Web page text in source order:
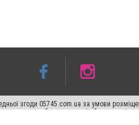
згоди 05745.com.ua за умови
другого абзацу в тексті або в